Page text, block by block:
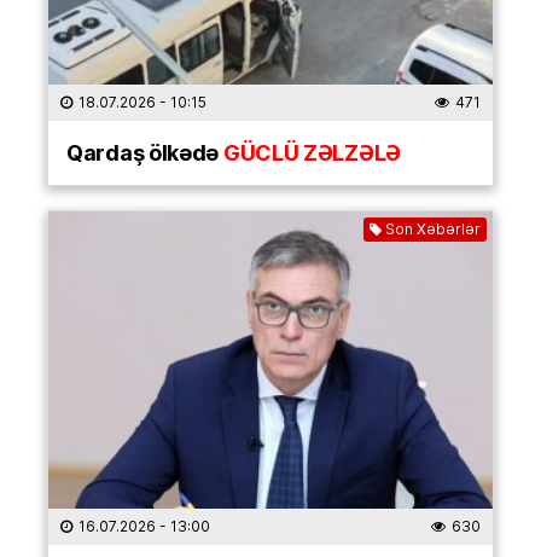
18.07.2026 - 10:15 471
Qardaş ölkədəGÜCLÜ ZƏLZƏLƏ
Son Xəbərlər
16.07.2026 - 13:00 630